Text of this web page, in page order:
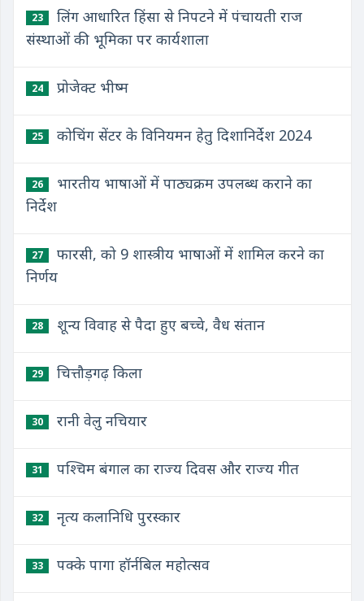
23
लिंग आधारित हिंसा से निपटने में पंचायती राज
संस्थाओं की भूमिका पर कार्यशाला
24 प्रोजेक्ट भीष्म
25 कोचिंग सेंटर के विनियमन हेतु दिशानिर्देश 2024
26
भारतीय भाषाओं में पाठ्यक्रम उपलब्ध कराने का
निर्देश
27
फारसी, को 9 शास्त्रीय भाषाओं में शामिल करने का
निर्णय
28 शून्य विवाह से पैदा हुए बच्चे, वैध संतान
29 चित्तौड़गढ़ किला
30 रानी वेलु नचियार
31 पश्चिम बंगाल का राज्य दिवस और राज्य गीत
32 नृत्य कलानिधि पुरस्कार
33 पक्के पागा हॉर्नबिल महोत्सव